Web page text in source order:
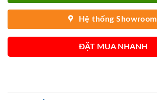
Hệ thống Showroom
ĐẶT MUA NHANH